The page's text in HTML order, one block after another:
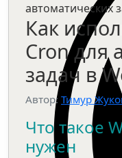
автоматических
Как
Cron для
задач в
Автор: Тимур
Что такое
нужен